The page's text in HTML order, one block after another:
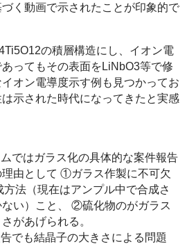
く動画で示されたことが印象的で
の積層構造にし、イオン電
ってもその表面をLiNbO3等で修
オン電導度示す例も見つかってお
示された時代になってきたと実感
ではガラス化の具体的な案件報告
由として ①ガラス作製に不可欠
法（現在はアンプル中で合成さ
い）こと、 ②硫化物のがガラス
があげられる。
でも結晶子の大きさによる問題